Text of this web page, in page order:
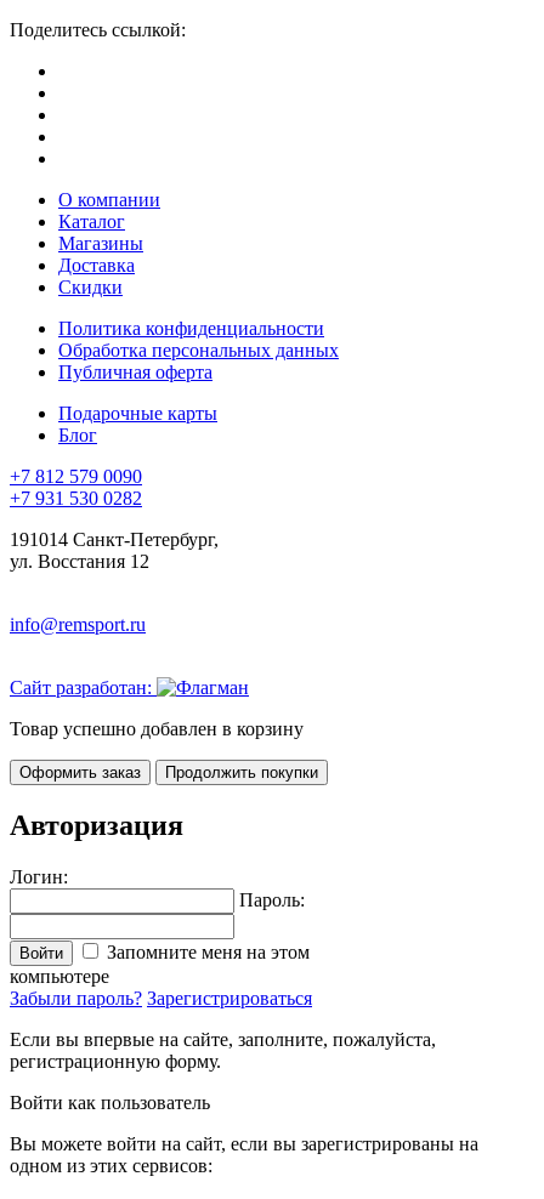
Поделитесь ссылкой:
О компании
Каталог
Магазины
Доставка
Скидки
Политика конфиденциальности
Обработка персональных данных
Публичная оферта
Подарочные карты
Блог
+7 812 579 0090
+7 931 530 0282
191014 Санкт-Петербург,
ул. Восстания 12
info@remsport.ru
Сайт разработан:
Товар успешно добавлен в корзину
Оформить заказ Продолжить покупки
Авторизация
Логин:
Пароль:
Войти
Запомните меня на этом
компьютере
Забыли пароль? Зарегистрироваться
Если вы впервые на сайте, заполните, пожалуйста,
регистрационную форму.
Войти как пользователь
Вы можете войти на сайт, если вы зарегистрированы на
одном из этих сервисов: